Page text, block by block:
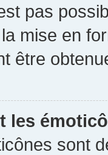
pas
mise en
être
les
sont